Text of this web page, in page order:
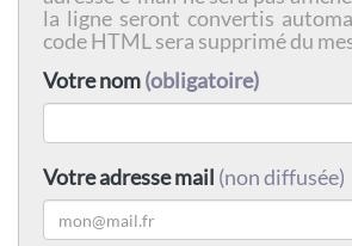
la ligne seront convertis
code HTML sera supprimé du
Votre nom(obligatoire)
Votre adresse mail (non diffusée)